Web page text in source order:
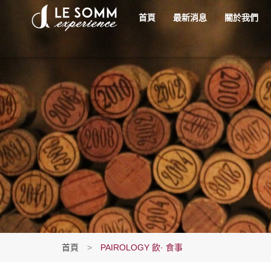
首頁 最新消息 關於我們
首頁 > PAIROLOGY 飲· 食事